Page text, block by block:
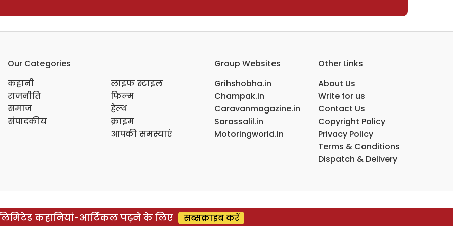
Our Categories
कहानी
राजनीति
समाज
संपादकीय
लाइफ स्टाइल
फिल्म
हेल्थ
क्राइम
आपकी समस्याएं
Group Websites
Grihshobha.in
Champak.in
Caravanmagazine.in
Sarassalil.in
Motoringworld.in
Other Links
About Us
Write for us
Contact Us
Copyright Policy
Privacy Policy
Terms & Conditions
Dispatch & Delivery
कहानियां-आर्टिकल पढ़ने के लिए सब्सक्राइब करें